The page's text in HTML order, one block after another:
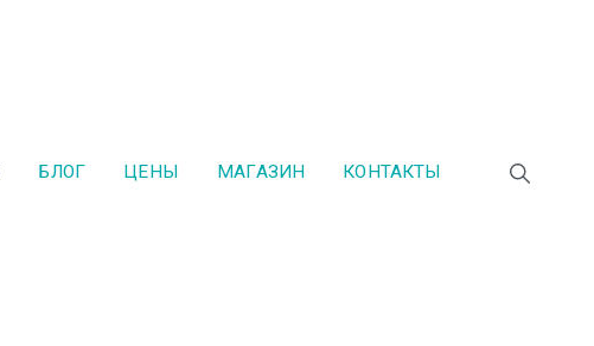
БЛОГ ЦЕНЫ МАГАЗИН КОНТАКТЫ